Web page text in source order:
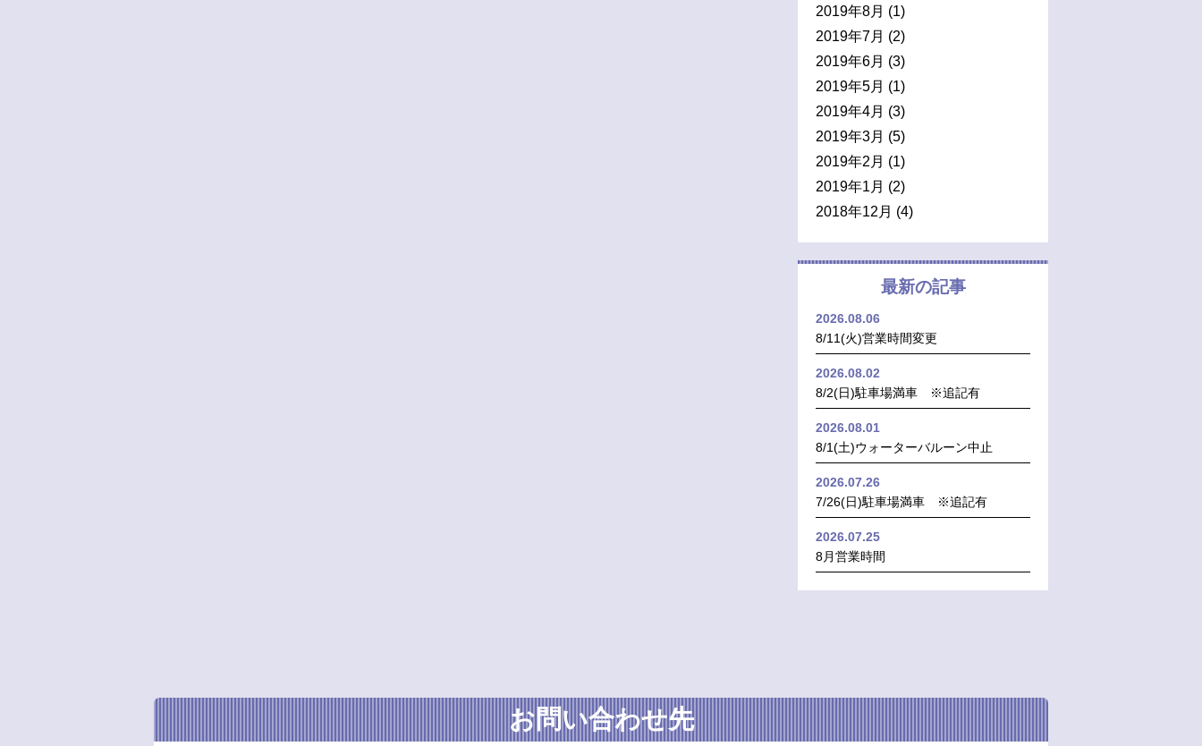
2019年8月 (1)
2019年7月 (2)
2019年6月 (3)
2019年5月 (1)
2019年4月 (3)
2019年3月 (5)
2019年2月 (1)
2019年1月 (2)
2018年12月 (4)
最新の記事
2026.08.06
8/11(火)営業時間変更
2026.08.02
8/2(日)駐車場満車 ※追記有
2026.08.01
8/1(土)ウォーターバルーン中止
2026.07.26
7/26(日)駐車場満車 ※追記有
2026.07.25
8月営業時間
お問い合わせ先